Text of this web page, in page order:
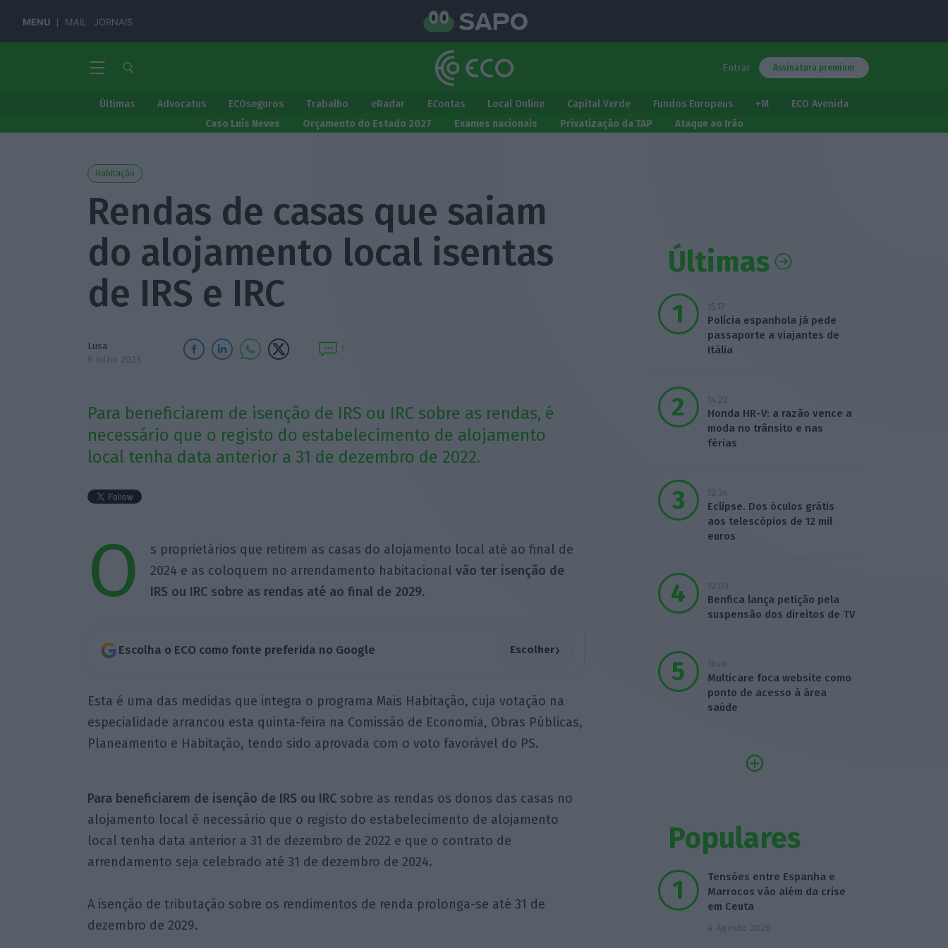
MENU MAIL JORNAIS
Entrar Assinatura premium
Últimas Advocatus ECOseguros Trabalho eRadar EContas Local Online Capital Verde Fundos Europeus +M
ECO Avenida
Caso Luís Neves
Orçamento do Estado 2027 Exames nacionais Privatização da TAP Ataque ao Irão
Habitação
Rendas de casas que saiam
do alojamento local isentas
de IRS e IRC
Lusa
6 Julho 2023
1
Para beneficiarem de isenção de IRS ou IRC sobre as rendas, é
necessário que o registo do estabelecimento de alojamento
local tenha data anterior a 31 de dezembro de 2022.
O
s proprietários que retirem as casas do alojamento local até ao final de
2024 e as coloquem no arrendamento habitacional vão ter isenção de
IRS ou IRC sobre as rendas até ao final de 2029.
Escolha o ECO como fonte preferida no Google Escolher›
Esta é uma das medidas que integra o programa Mais Habitação, cuja votação na
especialidade arrancou esta quinta-feira na Comissão de Economia, Obras Públicas,
Planeamento e Habitação, tendo sido aprovada com o voto favorável do PS.
Para beneficiarem de isenção de IRS ou IRCsobre as rendas os donos das casas no
alojamento local é necessário que o registo do estabelecimento de alojamento
local tenha data anterior a 31 de dezembro de 2022 e que o contrato de
arrendamento seja celebrado até 31 de dezembro de 2024.
A isenção de tributação sobre os rendimentos de renda prolonga-se até 31 de
dezembro de 2029.
Últimas
15:17
Polícia espanhola já pede
passaporte a viajantes de
Itália
14:22
Honda HR-V: a razão vence a
moda no trânsito e nas
férias
12:34
Eclipse. Dos óculos grátis
aos telescópios de 12 mil
euros
12:09
Benfica lança petição pela
suspensão dos direitos de TV
11:49
Multicare foca website como
ponto de acesso à área
saúde
Populares
Tensões entre Espanha e
Marrocos vão além da crise
em Ceuta
4 Agosto 2026